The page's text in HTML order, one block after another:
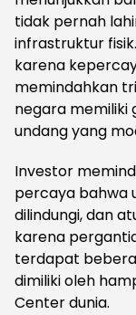
tidak pernah
infrastruktur
karena
memindahkan
negara memiliki
undang yang
Investor
percaya bahwa
dilindungi, dan
karena
terdapat
dimiliki oleh
Center dunia.